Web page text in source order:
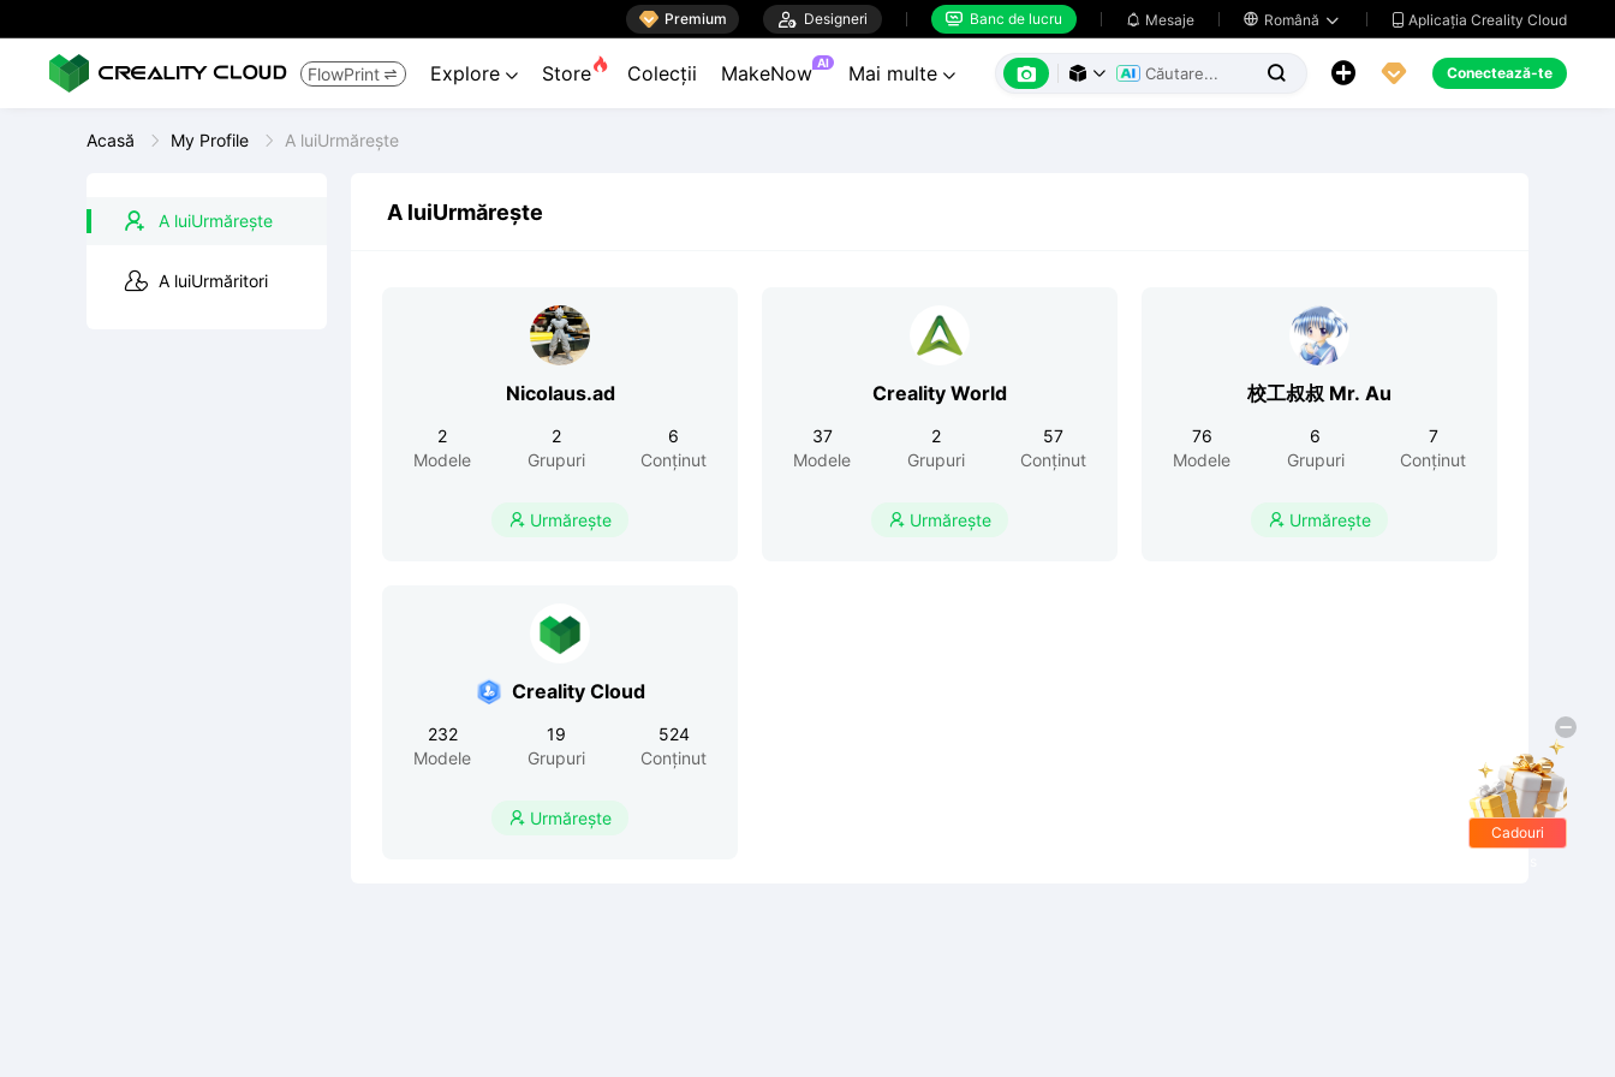
 Premium  Designeri  Banc de lucru  Mesaje  Română   Aplicația Creality Cloud
FlowPrint  Explore  Store Colecții MakeNow AI Mai multe        Conectează-te
Acasă My Profile A luiUrmărește
A luiUrmărește
A luiUrmăritori
A luiUrmărește
Nicolaus.ad
2
Modele
2
Grupuri
6
Conținut
 Urmărește
Creality World
37
Modele
2
Grupuri
57
Conținut
 Urmărește
校工叔叔 Mr. Au
76
Modele
6
Grupuri
7
Conținut
 Urmărește
Creality Cloud
232
Modele
19
Grupuri
524
Conținut
 Urmărește
Cadouri